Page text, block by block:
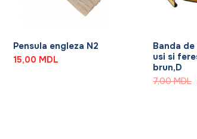
Pensula engleza N2
15,00 MDL
Banda
usi si
brun,D
7,00MDL